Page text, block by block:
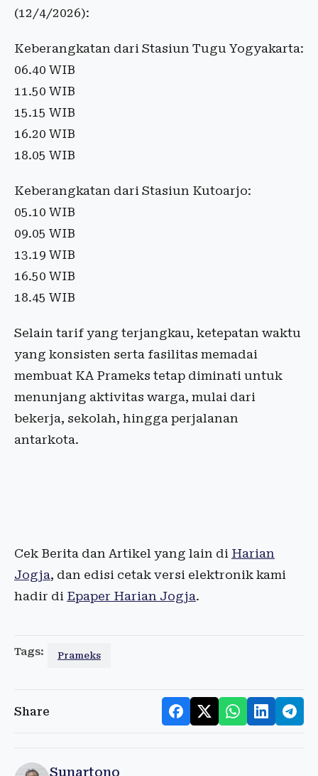
(12/4/2026):
Keberangkatan dari Stasiun Tugu Yogyakarta:
06.40 WIB
11.50 WIB
15.15 WIB
16.20 WIB
18.05 WIB
Keberangkatan dari Stasiun Kutoarjo:
05.10 WIB
09.05 WIB
13.19 WIB
16.50 WIB
18.45 WIB
Selain tarif yang terjangkau, ketepatan waktu
yang konsisten serta fasilitas memadai
membuat KA Prameks tetap diminati untuk
menunjang aktivitas warga, mulai dari
bekerja, sekolah, hingga perjalanan
antarkota.
Cek Berita dan Artikel yang lain di Harian
Jogja, dan edisi cetak versi elektronik kami
hadir di Epaper Harian Jogja.
Tags: Prameks
Share
Sunartono